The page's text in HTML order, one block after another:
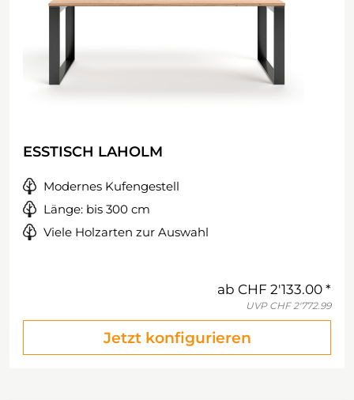
ESSTISCH LAHOLM
Modernes Kufengestell
Länge: bis 300 cm
Viele Holzarten zur Auswahl
ab CHF 2'133.00
UVP CHF 2'772.99
Jetzt konfigurieren